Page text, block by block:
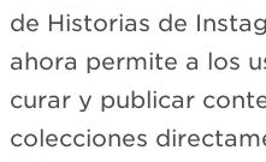
de Historias de
ahora permite a los
curar y publicar
colecciones